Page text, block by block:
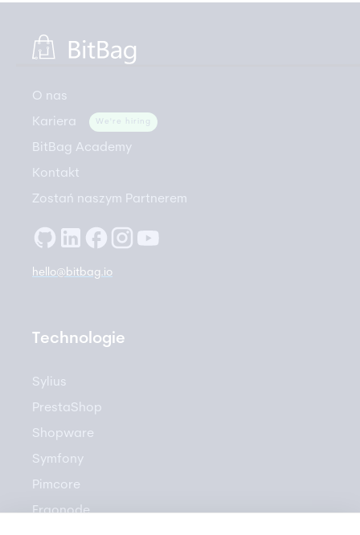
O nas
Kariera
We're hiring
BitBag Academy
Kontakt
Zostań naszym Partnerem
hello@bitbag.io
Technologie
Sylius
PrestaShop
Shopware
Symfony
Pimcore
Ergonode